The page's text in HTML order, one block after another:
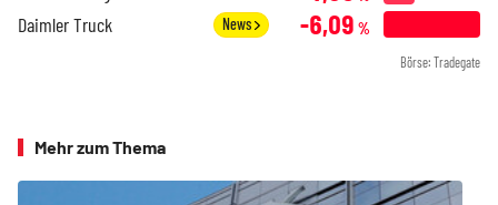
Daimler Truck News -6,09 %
Börse: Tradegate
Mehr zum Thema